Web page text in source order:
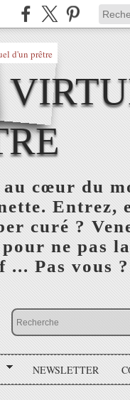
cœur du
Entrez,
curé ?
ne pas
... Pas vous ?
NEWSLETTER